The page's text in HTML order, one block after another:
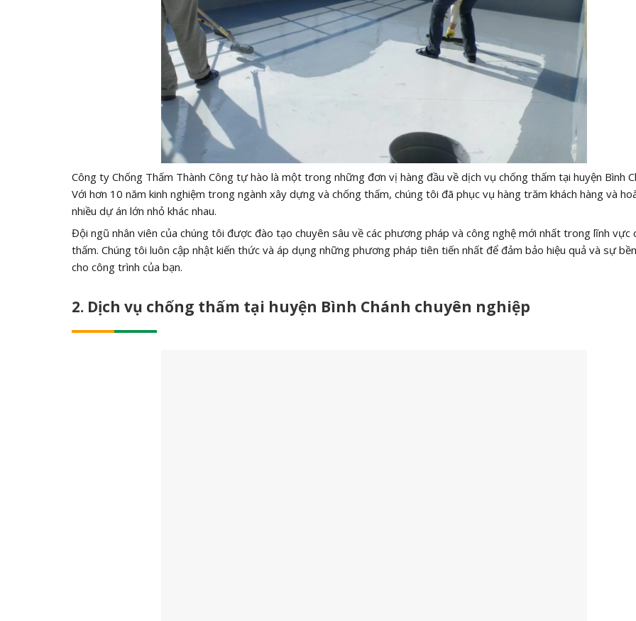
Công ty Chống Thấm Thành Công tự hào là một trong những đơn vị hàng đầu về dịch vụ chống thấm tại huyện Bình
Với hơn 10 năm kinh nghiệm trong ngành xây dựng và chống thấm, chúng tôi đã phục vụ hàng trăm khách hàng và
nhiều dự án lớn nhỏ khác nhau.
Đội ngũ nhân viên của chúng tôi được đào tạo chuyên sâu về các phương pháp và công nghệ mới nhất trong lĩnh vực
thấm. Chúng tôi luôn cập nhật kiến thức và áp dụng những phương pháp tiên tiến nhất để đảm bảo hiệu quả và sự
cho công trình của bạn.
2. Dịch vụ chống thấm tại huyện Bình Chánh chuyên nghiệp